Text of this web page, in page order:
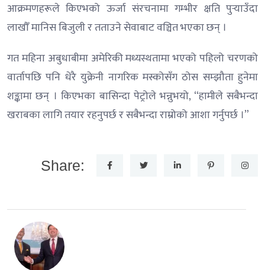
आक्रमणहरूले किएभको ऊर्जा संरचनामा गम्भीर क्षति पुर्‍याउँदा
लाखौँ मानिस बिजुली र तताउने सेवाबाट वञ्चित भएका छन् ।
गत महिना अबुधाबीमा अमेरिकी मध्यस्थतामा भएको पहिलो चरणको
वार्तापछि पनि धेरै युक्रेनी नागरिक मस्कोसँग ठोस सम्झौता हुनेमा
शङ्कामा छन् । किएभका बासिन्दा पेट्रोले भन्नुभयो, “हामीले सबैभन्दा
खराबका लागि तयार रहनुपर्छ र सबैभन्दा राम्रोको आशा गर्नुपर्छ ।”
Share: